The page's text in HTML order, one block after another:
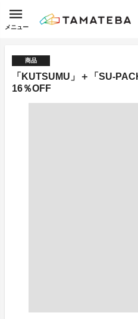
メニュー
商品
「KUTSUMU」＋「SU-
16％OFF